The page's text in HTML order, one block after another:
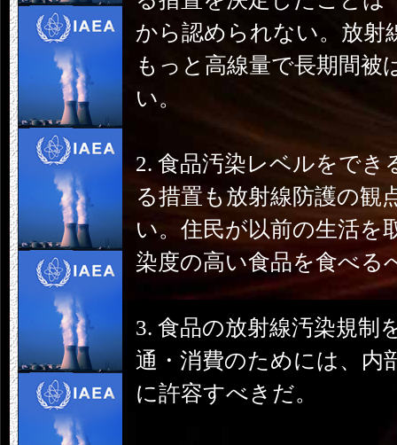
から認められない。放射
もっと高線量で長期間被
い。
2. 食品汚染レベルをで
る措置も放射線防護の観
い。住民が以前の生活を
染度の高い食品を食べる
3. 食品の放射線汚染規制
通・消費のためには、内
に許容すべきだ。